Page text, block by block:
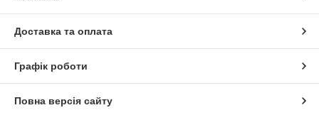
Доставка та оплата
Графік роботи
Повна версія сайту